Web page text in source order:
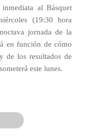
al Básquet
(19:30 hora
jornada de la
en función de cómo
de los resultados de
este lunes.